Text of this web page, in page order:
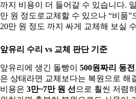
까지 비용이 더 들어갈 수 있습니다.
만 원 정도로교체할 수 있으나 “비품”
20만 원 정도 까지 싸게 교체해 보실
앞유리 수리 vs 교체 판단 기준
앞유리에 생긴 돌빵이 500원짜리 동
은 상태라면 교체보다는 복원으로 해
비용은 3만~7만 원 선 으로 훨씬 저렴